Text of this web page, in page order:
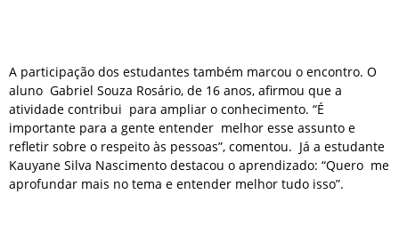
A participação dos estudantes também marcou o encontro. O
aluno Gabriel Souza Rosário, de 16 anos, afirmou que a
atividade contribui para ampliar o conhecimento. “É
importante para a gente entender melhor esse assunto e
refletir sobre o respeito às pessoas”, comentou. Já a estudante
Kauyane Silva Nascimento destacou o aprendizado: “Quero me
aprofundar mais no tema e entender melhor tudo isso”.